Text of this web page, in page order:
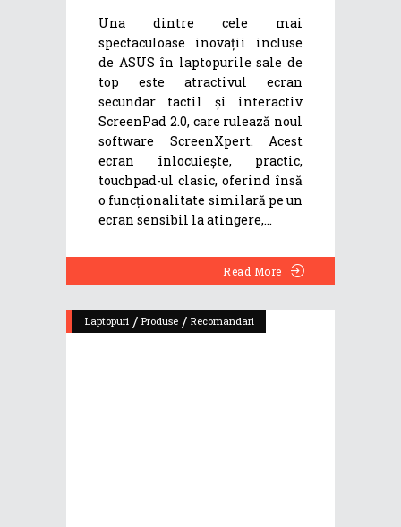
Una dintre cele mai
spectaculoase inovații incluse
de ASUS în laptopurile sale de
top este atractivul ecran
secundar tactil și interactiv
ScreenPad 2.0, care rulează noul
software ScreenXpert. Acest
ecran înlocuiește, practic,
touchpad-ul clasic, oferind însă
o funcționalitate similară pe un
ecran sensibil la atingere,
Read More
Laptopuri / Produse / Recomandari